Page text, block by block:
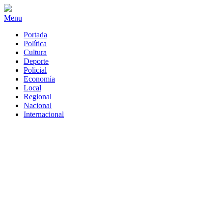
Menu
Portada
Política
Cultura
Deporte
Policial
Economía
Local
Regional
Nacional
Internacional